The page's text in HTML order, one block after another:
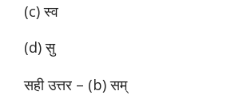
(c) स्व
(d) सु
सही उत्तर – (b) सम्